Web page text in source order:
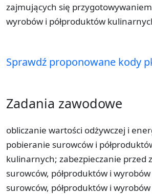
zajmujących się
wyrobów i półproduktów
Sprawdź proponowane kody
Zadania zawodowe
obliczanie wartości odżywczej i
pobieranie surowców i
kulinarnych; zabezpieczanie przed
surowców, półproduktów i
surowców, półproduktów i